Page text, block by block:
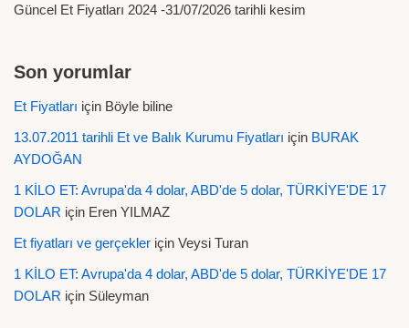
Güncel Et Fiyatları 2024 -31/07/2026 tarihli kesim
Son yorumlar
Et Fiyatları için Böyle biline
13.07.2011 tarihli Et ve Balık Kurumu Fiyatları için BURAK
AYDOĞAN
1 KİLO ET: Avrupa'da 4 dolar, ABD'de 5 dolar, TÜRKİYE'DE 17
DOLAR için Eren YILMAZ
Et fiyatları ve gerçekler için Veysi Turan
1 KİLO ET: Avrupa'da 4 dolar, ABD'de 5 dolar, TÜRKİYE'DE 17
DOLAR için Süleyman